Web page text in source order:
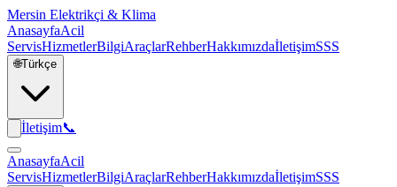
Mersin Elektrikçi & Klima
AnasayfaAcil
ServisHizmetlerBilgiAraçlarRehberHakkımızdaİletişimSSS
🌐Türkçe
İletişim📞
AnasayfaAcil
ServisHizmetlerBilgiAraçlarRehberHakkımızdaİletişimSSS